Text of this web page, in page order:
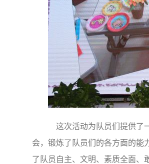
这次活动为队员们提供了
会，锻炼了队员们的各方面的能
了队员自主、文明、素质全面、